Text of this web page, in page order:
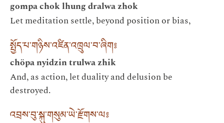
gompa chok lhung dralwa zhok
Let meditation settle, beyond position or bias,
སྤྱོད་པ་གཉིས་འཛིན་འཁྲུལ་བ་ཞིག༔
chöpa nyidzin trulwa zhik
And, as action, let duality and delusion be
destroyed.
འབྲས་བུ་སྐུ་གསུམ་ཡེ་རྫོགས་ལ༔